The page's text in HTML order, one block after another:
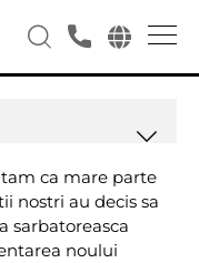
ca mare parte
nostri au decis sa
sarbatoreasca
noului